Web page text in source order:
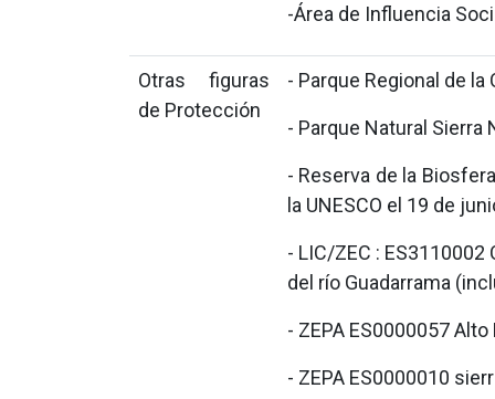
-Área de Influencia
Otras figuras
de Protección
- Parque Regional de
- Parque Natural Sierra
- Reserva de la
la UNESCO el 19 de
- LIC/ZEC :
del río Guadarrama
- ZEPA ES0000057 Alto
- ZEPA ES0000010